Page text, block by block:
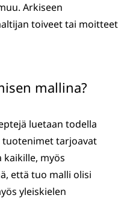
Arkiseen
toiveet tai moitteet
mallina?
luetaan todella
tuotenimet tarjoavat
myös
että tuo malli olisi
yleiskielen